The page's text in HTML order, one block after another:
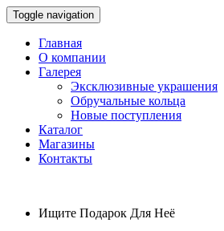
Toggle navigation
Главная
О компании
Галерея
Эксклюзивные украшения
Обручальные кольца
Новые поступления
Каталог
Магазины
Контакты
Ищите Подарок Для Неё